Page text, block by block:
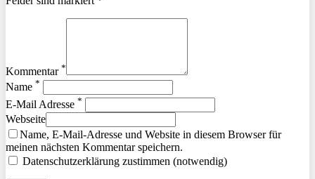
Kommentar *
Name *
E-Mail Adresse *
Webseite
Name, E-Mail-Adresse und Website in diesem Browser für
meinen nächsten Kommentar speichern.
Datenschutzerklärung zustimmen (notwendig)